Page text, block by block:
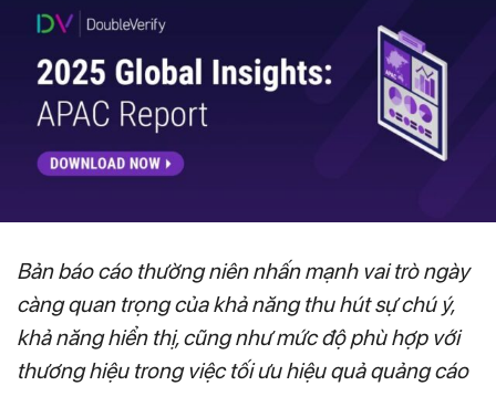
Bản báo cáo thường niên nhấn mạnh vai trò ngày
càng quan trọng của khả năng thu hút sự chú ý,
khả năng hiển thị, cũng như mức độ phù hợp với
thương hiệu trong việc tối ưu hiệu quả quảng cáo